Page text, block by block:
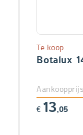
Botalux
Te koop
Aankoopprijs
€ 13,05